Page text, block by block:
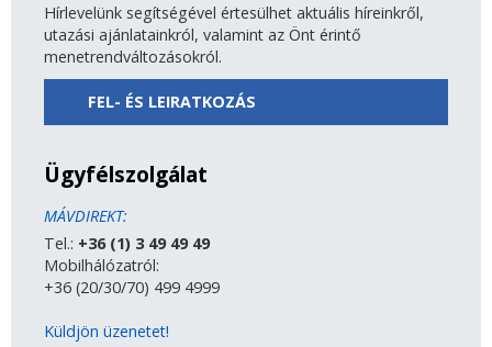
Hírlevelünk segítségével értesülhet aktuális híreinkről,
utazási ajánlatainkról, valamint az Önt érintő
menetrendváltozásokról.
FEL- ÉS LEIRATKOZÁS
Ügyfélszolgálat
MÁVDIREKT:
Tel.: +36 (1) 3 49 49 49
Mobilhálózatról:
+36 (20/30/70) 499 4999
Küldjön üzenetet!